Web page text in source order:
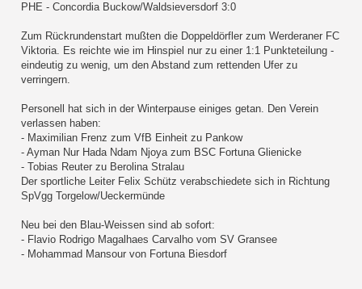
PHE - Concordia Buckow/Waldsieversdorf 3:0
Zum Rückrundenstart mußten die Doppeldörfler zum Werderaner FC
Viktoria. Es reichte wie im Hinspiel nur zu einer 1:1 Punkteteilung -
eindeutig zu wenig, um den Abstand zum rettenden Ufer zu
verringern.
Personell hat sich in der Winterpause einiges getan. Den Verein
verlassen haben:
- Maximilian Frenz zum VfB Einheit zu Pankow
- Ayman Nur Hada Ndam Njoya zum BSC Fortuna Glienicke
- Tobias Reuter zu Berolina Stralau
Der sportliche Leiter Felix Schütz verabschiedete sich in Richtung
SpVgg Torgelow/Ueckermünde
Neu bei den Blau-Weissen sind ab sofort:
- Flavio Rodrigo Magalhaes Carvalho vom SV Gransee
- Mohammad Mansour von Fortuna Biesdorf